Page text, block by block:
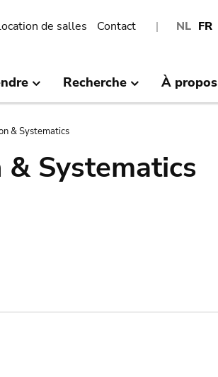
NL FR
de salles Contact
Recherche À propos
& Systematics
Systematics